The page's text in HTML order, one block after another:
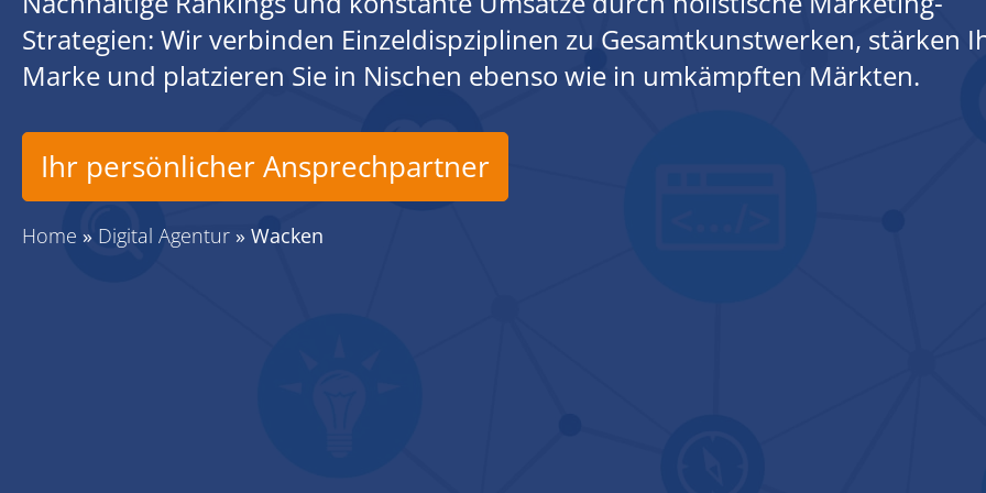
Strategien: Wir verbinden Einzeldispziplinen zu Gesamtkunstwerken, stärken
Marke und platzieren Sie in Nischen ebenso wie in umkämpften Märkten.
Ihr persönlicher Ansprechpartner
Home » Digital Agentur » Wacken